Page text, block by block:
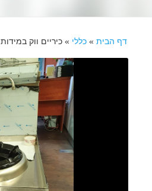
דף הבית » כללי » כיריים ווק במידות 60X90, הזרקה, לחץ גבוה